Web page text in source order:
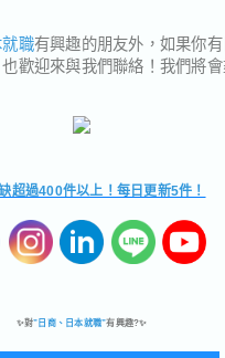
職有興趣的朋友外，如果你
歡迎來與我們聯絡！我們將
超過400件以上！每日更新5件！
✨對”日商、日本就職”有興趣?✨